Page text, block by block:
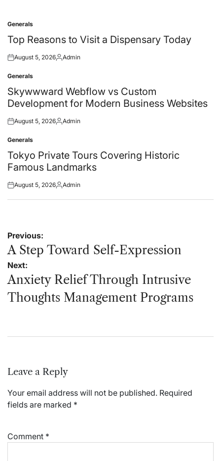
Posted
in
Generals
Top Reasons to Visit a Dispensary Today
Posted
August 5, 2026Posted
Admin
Posted
in
Generals
Skywwward Webflow vs Custom
Development for Modern Business Websites
Posted
August 5, 2026Posted
Admin
Posted
in
Generals
Tokyo Private Tours Covering Historic
Famous Landmarks
Posted
August 5, 2026Posted
Admin
Post
navigation
Previous:
A Step Toward Self-Expression
Next:
Anxiety Relief Through Intrusive
Thoughts Management Programs
Leave a Reply
Your email address will not be published. Required
fields are marked *
Comment *